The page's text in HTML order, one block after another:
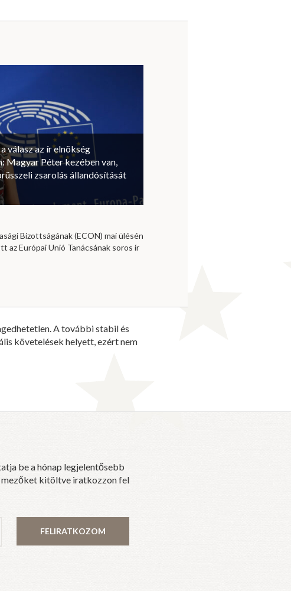
válasz az ír elnökség
Magyar Péter kezében van,
zsarolás állandósítását
Bizottságának (ECON) mai ülésén
az Európai Unió Tanácsának soros ír
A további stabil és
követelések helyett, ezért nem
be a hónap legjelentősebb
mezőket kitöltve iratkozzon fel
FELIRATKOZOM